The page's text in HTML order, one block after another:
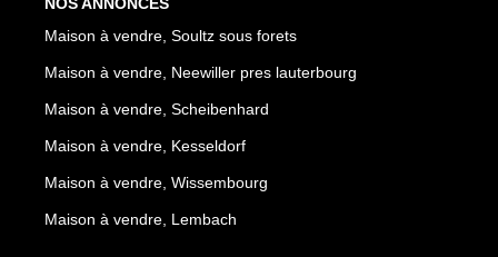
Maison à vendre, Soultz sous forets
Maison à vendre, Neewiller pres lauterbourg
Maison à vendre, Scheibenhard
Maison à vendre, Kesseldorf
Maison à vendre, Wissembourg
Maison à vendre, Lembach